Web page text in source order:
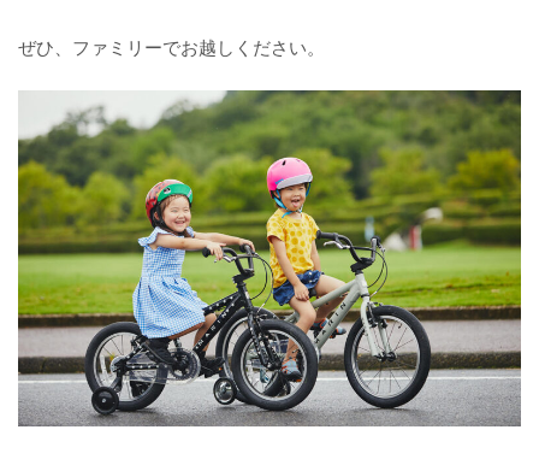
ぜひ、ファミリーでお越しください。